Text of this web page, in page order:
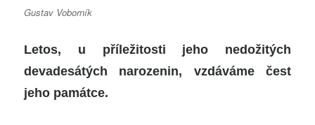
Gustav Voborník
Letos, u příležitosti jeho nedožitých
devadesátých narozenin, vzdáváme čest
jeho památce.